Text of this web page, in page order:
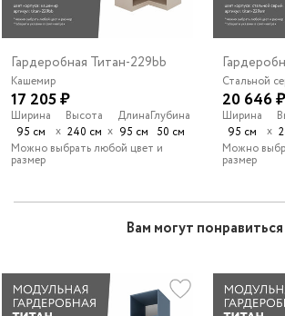
Гардеробная Титан-229bb
Кашемир
17 205 ₽
Ширина
95 см
х
Высота
240 см х
Длина
95 см
Глубина
50 см
Можно выбрать любой цвет и
размер
Стальной
20 646 ₽
Ширина
95 см
х
Можно
размер
Вам могут понравиться